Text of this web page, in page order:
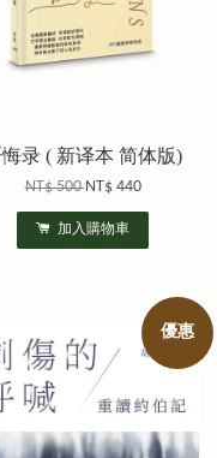
录 ( 新译本 简体版)
NT$ 500NT$ 440
加入購物車
優惠